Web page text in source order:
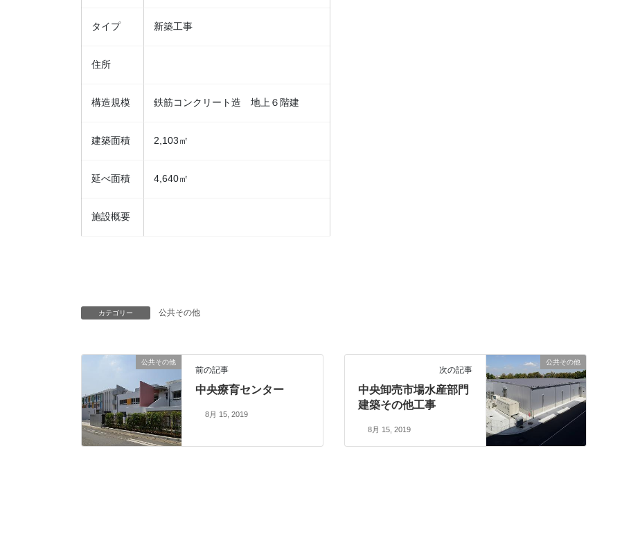
タイプ 新築工事
住所
構造規模 鉄筋コンクリート造 地上６階建
建築面積 2,103㎡
延べ面積 4,640㎡
施設概要
カテゴリー 公共その他
公共その他
前の記事
中央療育センター
8月 15, 2019
公共その他
次の記事
中央卸売市場水産部門
建築その他工事
8月 15, 2019